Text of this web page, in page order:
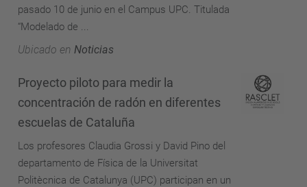
pasado 10 de junio en el Campus UPC. Titulada
“Modelado de ...
Ubicado en Noticias
Proyecto piloto para medir la
concentración de radón en diferentes
escuelas de Cataluña
Los profesores Claudia Grossi y David Pino del
departamento de Física de la Universitat
Politècnica de Catalunya (UPC) participan en un